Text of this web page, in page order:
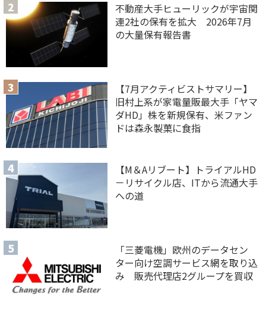
不動産大手ヒューリックが宇宙関
連2社の保有を拡大 2026年7月
の大量保有報告書
【7月アクティビストサマリー】
旧村上系が家電量販最大手「ヤマ
ダHD」株を新規保有、米ファン
ドは森永製菓に食指
【M＆Aリブート】トライアルHD
－リサイクル店、ITから流通大手
への道
「三菱電機」欧州のデータセン
ター向け空調サービス網を取り込
み 販売代理店2グループを買収